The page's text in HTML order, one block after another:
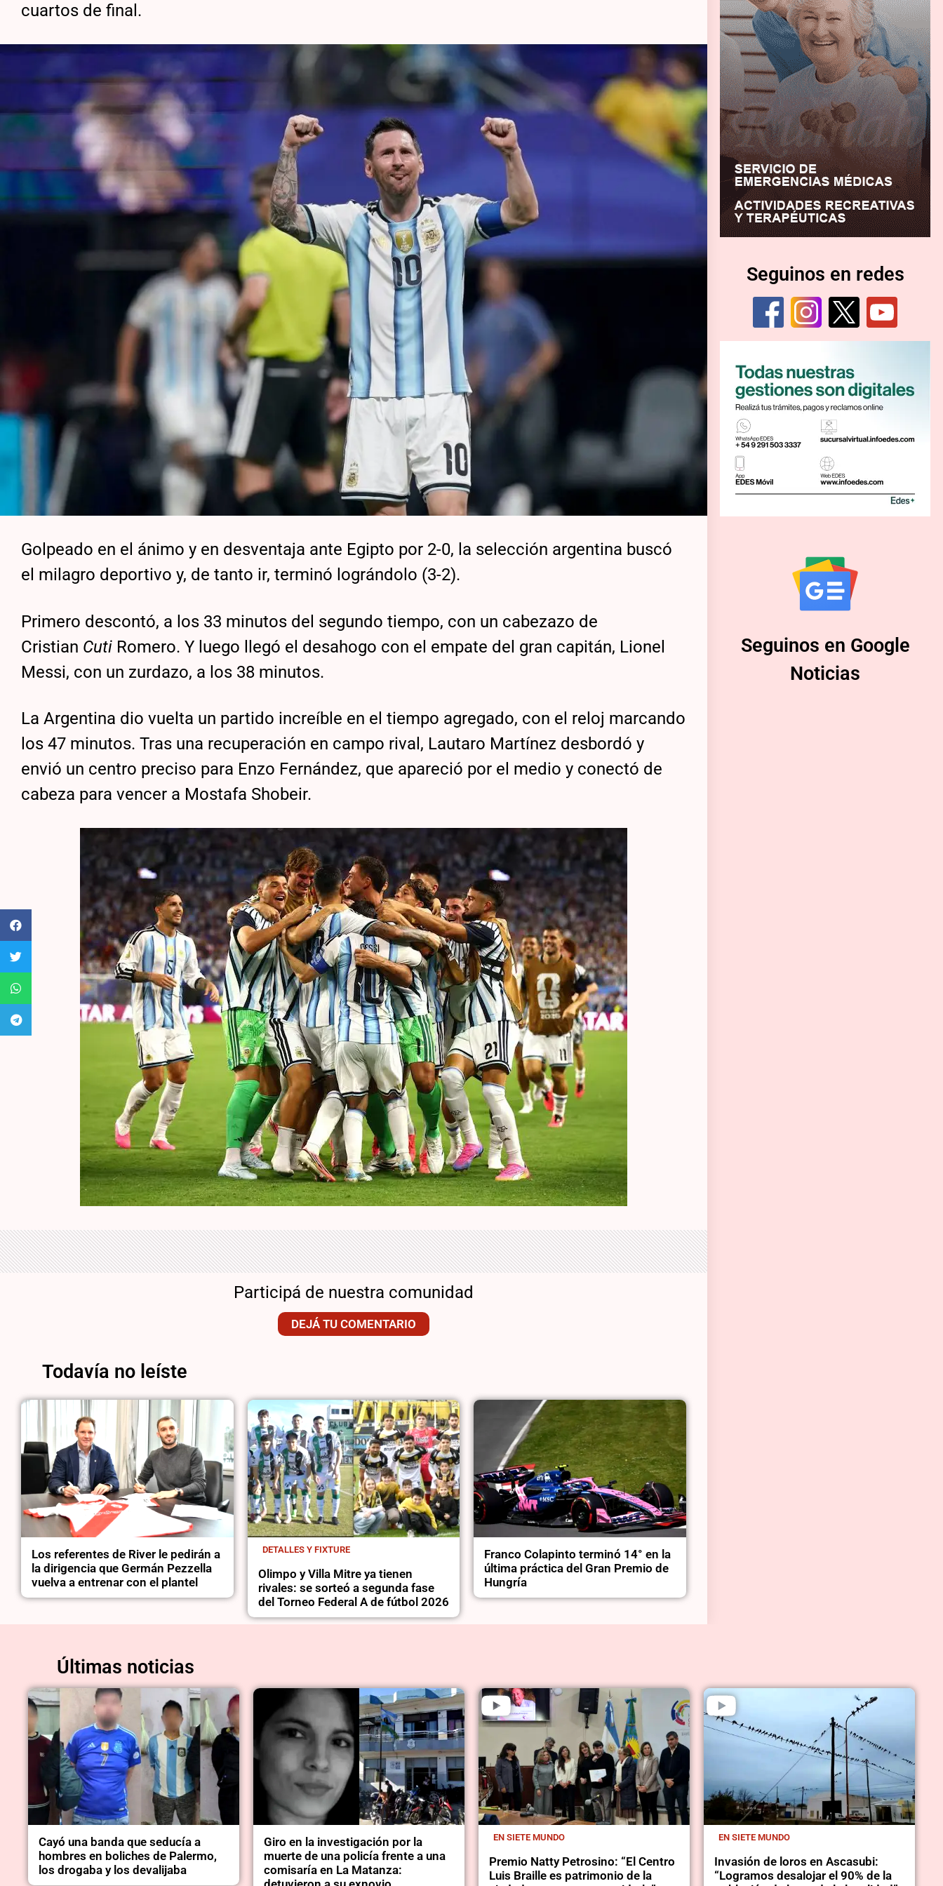
cuartos de final.
Golpeado en el ánimo y en desventaja ante Egipto por 2-0, la selección argentina buscó
el milagro deportivo y, de tanto ir, terminó lográndolo (3-2).
Primero descontó, a los 33 minutos del segundo tiempo, con un cabezazo de
Cristian Cuti Romero. Y luego llegó el desahogo con el empate del gran capitán, Lionel
Messi, con un zurdazo, a los 38 minutos.
La Argentina dio vuelta un partido increíble en el tiempo agregado, con el reloj marcando
los 47 minutos. Tras una recuperación en campo rival, Lautaro Martínez desbordó y
envió un centro preciso para Enzo Fernández, que apareció por el medio y conectó de
cabeza para vencer a Mostafa Shobeir.
Participá de nuestra comunidad
DEJÁ TU COMENTARIO
Todavía no leíste
Los referentes de River le pedirán a
la dirigencia que Germán Pezzella
vuelva a entrenar con el plantel
DETALLES Y FIXTURE
Olimpo y Villa Mitre ya tienen
rivales: se sorteó a segunda fase
del Torneo Federal A de fútbol 2026
Franco Colapinto terminó 14° en la
última práctica del Gran Premio de
Hungría
Seguinos en redes
Seguinos en Google
Noticias
Últimas noticias
Cayó una banda que seducía a
hombres en boliches de Palermo,
los drogaba y los devalijaba
Giro en la investigación por la
muerte de una policía frente a una
comisaría en La Matanza:
EN SIETE MUNDO
Premio Natty Petrosino: “El Centro
Luis Braille es patrimonio de la
EN SIETE MUNDO
Invasión de loros en Ascasubi:
“Logramos desalojar el 90% de la